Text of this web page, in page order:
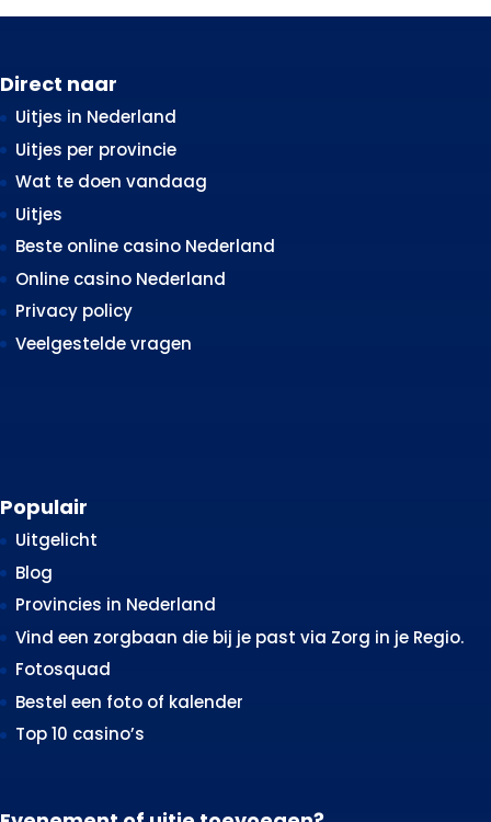
Direct naar
Uitjes in Nederland
Uitjes per provincie
Wat te doen vandaag
Uitjes
Beste online casino Nederland
Online casino Nederland
Privacy policy
Veelgestelde vragen
Populair
Uitgelicht
Blog
Provincies in Nederland
Vind een zorgbaan die bij je past via Zorg in je Regio.
Fotosquad
Bestel een foto of kalender
Top 10 casino’s